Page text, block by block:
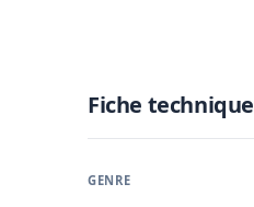
Fiche technique
GENRE